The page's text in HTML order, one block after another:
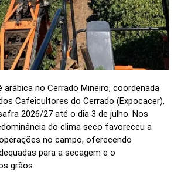
no Cerrado Mineiro, coordenada
Cafeicultores do Cerrado (Expocacer),
2026/27 até o dia 3 de julho. Nos
do clima seco favoreceu a
no campo, oferecendo
para a secagem e o
grãos.